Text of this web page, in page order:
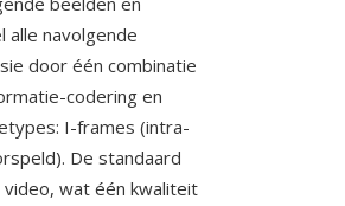
alle navolgende
door één combinatie
codering en
I-frames (intra-
De standaard
wat één kwaliteit